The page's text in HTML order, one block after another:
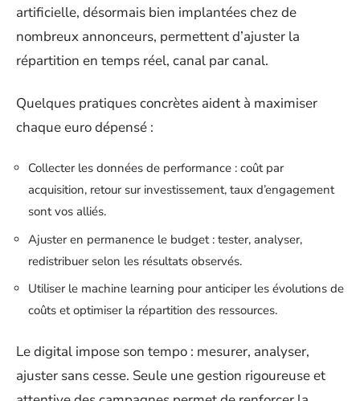
artificielle, désormais bien implantées chez de
nombreux annonceurs, permettent d’ajuster la
répartition en temps réel, canal par canal.
Quelques pratiques concrètes aident à maximiser
chaque euro dépensé :
Collecter les données de performance : coût par
acquisition, retour sur investissement, taux d’engagement
sont vos alliés.
Ajuster en permanence le budget : tester, analyser,
redistribuer selon les résultats observés.
Utiliser le machine learning pour anticiper les évolutions de
coûts et optimiser la répartition des ressources.
Le digital impose son tempo : mesurer, analyser,
ajuster sans cesse. Seule une gestion rigoureuse et